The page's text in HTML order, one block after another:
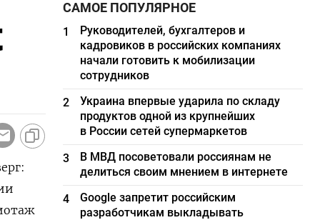
САМОЕ ПОПУЛЯРНОЕ
1
Руководителей, бухгалтеров и
кадровиков в российских компаниях
начали готовить к мобилизации
сотрудников
2
Украина впервые ударила по складу
продуктов одной из крупнейших
в России сетей супермаркетов
3
В МВД посоветовали россиянам не
делиться своим мнением в интернете
4
Google запретит российским
разработчикам выкладывать